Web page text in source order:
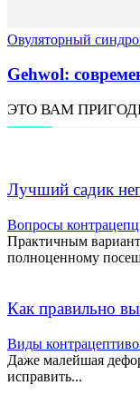
Овуляторный
Gehwol:
ЭТО ВАМ
Лучший садик
Вопросы
Практичным
полноценному
Как правильно
Виды
Даже малейшая
исправить...